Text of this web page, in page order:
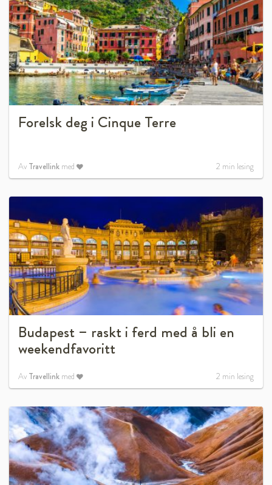
Forelsk deg i Cinque Terre
Av Travellink med 2 min lesing
Budapest – raskt i ferd med å bli en
weekendfavoritt
Av Travellink med 2 min lesing